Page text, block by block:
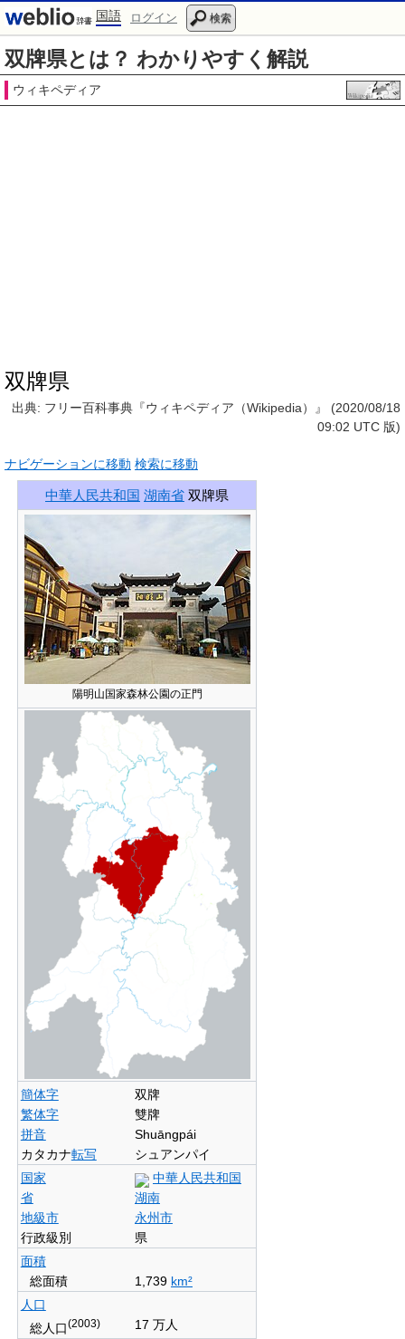
国語 ログイン 検索
双牌県とは？ わかりやすく解説
ウィキペディア
双牌県
出典: フリー百科事典『ウィキペディア（Wikipedia）』 (2020/08/18
09:02 UTC 版)
ナビゲーションに移動 検索に移動
中華人民共和国 湖南省 双牌県
陽明山国家森林公園の正門
簡体字
双牌
繁体字
雙牌
拼音
Shuāngpái
カタカナ転写
シュアンパイ
国家
中華人民共和国
省
湖南
地級市
永州市
行政級別
県
面積
総面積
1,739 km²
人口
総人口(2003)
17 万人